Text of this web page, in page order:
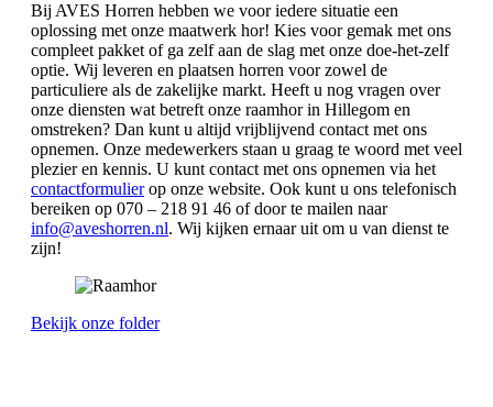
Bij AVES Horren hebben we voor iedere situatie een
oplossing met onze maatwerk hor! Kies voor gemak met ons
compleet pakket of ga zelf aan de slag met onze doe-het-zelf
optie. Wij leveren en plaatsen horren voor zowel de
particuliere als de zakelijke markt. Heeft u nog vragen over
onze diensten wat betreft onze raamhor in Hillegom en
omstreken? Dan kunt u altijd vrijblijvend contact met ons
opnemen. Onze medewerkers staan u graag te woord met veel
plezier en kennis. U kunt contact met ons opnemen via het
contactformulierop onze website. Ook kunt u ons telefonisch
bereiken op 070 – 218 91 46 of door te mailen naar
info@aveshorren.nl. Wij kijken ernaar uit om u van dienst te
zijn!
Bekijk onze folder